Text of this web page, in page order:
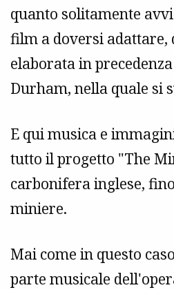
quanto solitamente
film a doversi adattare,
elaborata in
Durham, nella quale si
E qui musica e
tutto il progetto "The
carbonifera inglese,
miniere.
Mai come in questo
parte musicale